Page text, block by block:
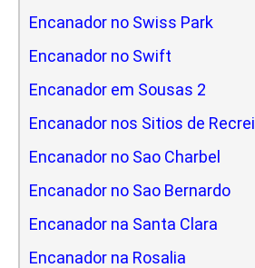
Encanador no Swiss Park
Encanador no Swift
Encanador em Sousas 2
Encanador nos Sitios de
Encanador no Sao Charbel
Encanador no Sao Bernardo
Encanador na Santa Clara
Encanador na Rosalia